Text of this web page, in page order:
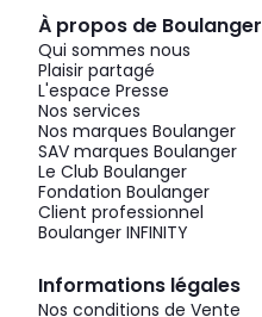
À propos de Boulanger
Qui sommes nous
Plaisir partagé
L'espace Presse
Nos services
Nos marques Boulanger
SAV marques Boulanger
Le Club Boulanger
Fondation Boulanger
Client professionnel
Boulanger INFINITY
Informations légales
Nos conditions de Vente